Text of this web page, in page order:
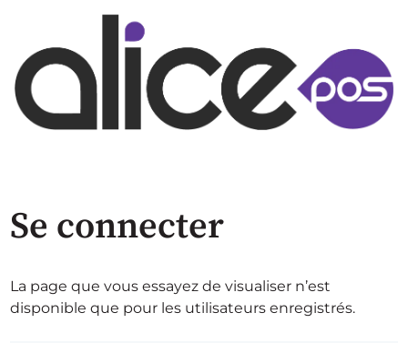
Se connecter
La page que vous essayez de visualiser n’est
disponible que pour les utilisateurs enregistrés.